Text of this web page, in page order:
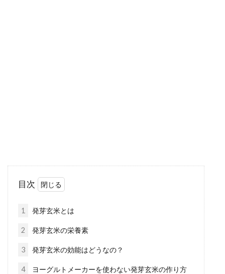
適？プラスチックでもいい？
日本人にとって欠かせない調味料の味噌。食の
欧米化が進んでいても、味噌汁は毎日飲む人は
時間が無い時専用！電子レンジで出
目次
1 発芽玄米とは
2 発芽玄米の栄養素
3 発芽玄米の効能はどうなの？
4 ヨーグルトメーカーを使わない発芽玄米の作り方